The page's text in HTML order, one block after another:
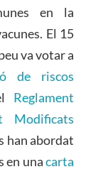
en la
El 15
va votar a
de riscos
Reglament
Modificats
han abordat
en unacarta